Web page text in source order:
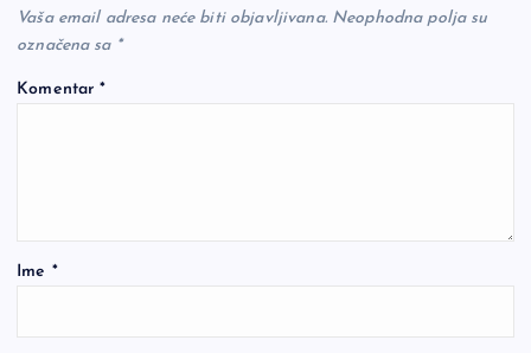
Vaša email adresa neće biti objavljivana. Neophodna polja su
označena sa *
Komentar*
Ime *